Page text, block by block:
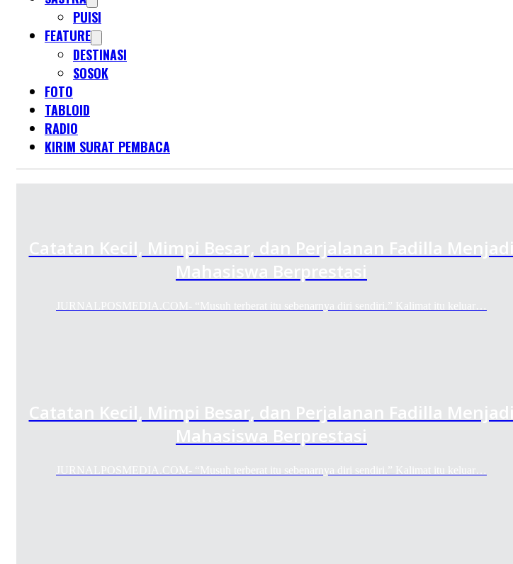
PUISI
FEATURE
DESTINASI
SOSOK
FOTO
TABLOID
RADIO
KIRIM SURAT PEMBACA
Catatan Kecil, Mimpi Besar, dan Perjalanan Fadilla Menjadi
Mahasiswa Berprestasi
JURNALPOSMEDIA.COM- “Musuh terberat itu sebenarnya diri sendiri.” Kalimat itu keluar…
Catatan Kecil, Mimpi Besar, dan Perjalanan Fadilla Menjadi
Mahasiswa Berprestasi
JURNALPOSMEDIA.COM- “Musuh terberat itu sebenarnya diri sendiri.” Kalimat itu keluar…